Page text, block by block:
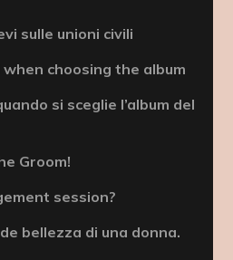
sulle unioni civili
choosing the album
si sceglie l’album del
Groom!
session?
bellezza di una donna.